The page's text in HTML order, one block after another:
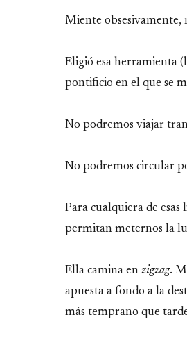
Miente obsesivamente,
Eligió esa herramienta
pontificio en el que se
No podremos viajar
No podremos circular
Para cualquiera de
permitan meternos la
Ella camina en zigzag.
apuesta a fondo a la
más temprano que